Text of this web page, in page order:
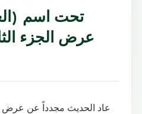
تحت اسم
عرض الجزء
عاد الحديث مجدداً عن عرض